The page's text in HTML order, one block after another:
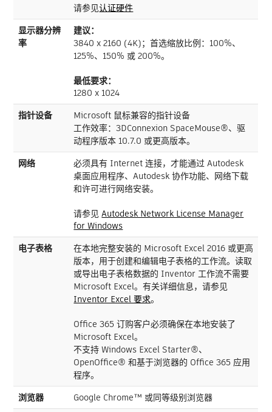
请参见认证硬件
显示器分辨
率
建议：
3840 x 2160 (4K)；首选缩放比例：100%、
125%、150% 或 200%。
最低要求：
1280 x 1024
指针设备
Microsoft 鼠标兼容的指针设备
工作效率：3DConnexion SpaceMouse®、驱
动程序版本 10.7.0 或更高版本。
网络
必须具有 Internet 连接，才能通过 Autodesk
桌面应用程序、Autodesk 协作功能、网络下载
和许可进行网络安装。
请参见Autodesk Network License Manager
for Windows
电子表格
在本地完整安装的 Microsoft Excel 2016 或更高
版本，用于创建和编辑电子表格的工作流。读取
或导出电子表格数据的 Inventor 工作流不需要
Microsoft Excel。有关详细信息，请参见
Inventor Excel 要求。
Office 365 订购客户必须确保在本地安装了
Microsoft Excel。
不支持 Windows Excel Starter®、
OpenOffice® 和基于浏览器的 Office 365 应用
程序。
浏览器
Google Chrome™ 或同等级别浏览器